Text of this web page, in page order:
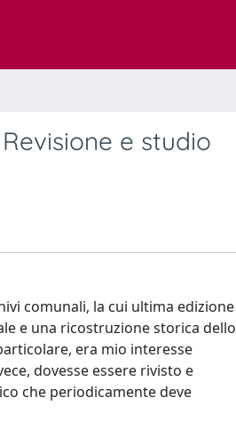
e studio
comunali, la cui ultima edizione
e una ricostruzione storica dello
era mio interesse
dovesse essere rivisto e
che periodicamente deve